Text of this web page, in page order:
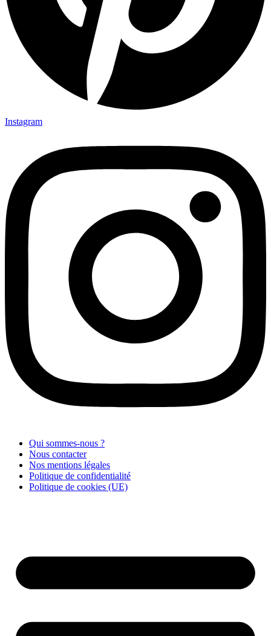
Instagram
Qui sommes-nous ?
Nous contacter
Nos mentions légales
Politique de confidentialité
Politique de cookies (UE)